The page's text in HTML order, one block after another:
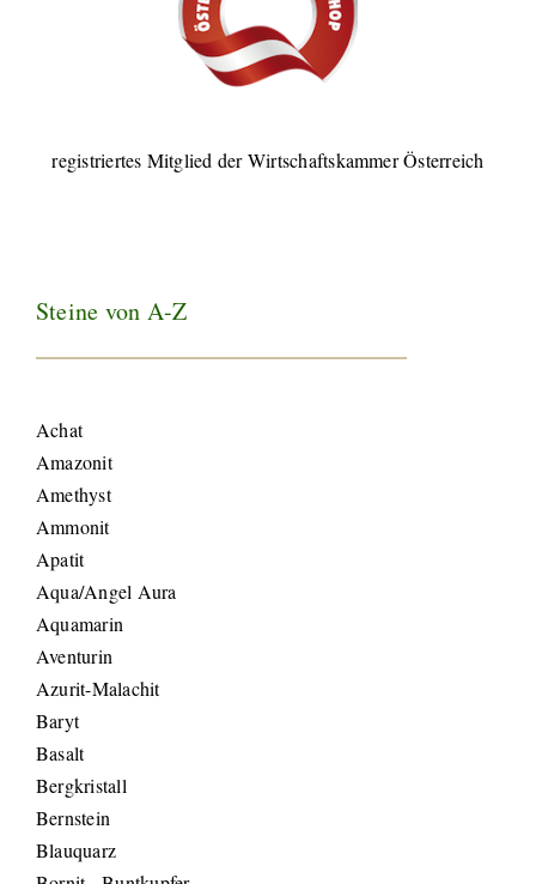
registriertes Mitglied der Wirtschaftskammer Österreich
Steine von A-Z
Achat
Amazonit
Amethyst
Ammonit
Apatit
Aqua/Angel Aura
Aquamarin
Aventurin
Azurit-Malachit
Baryt
Basalt
Bergkristall
Bernstein
Blauquarz